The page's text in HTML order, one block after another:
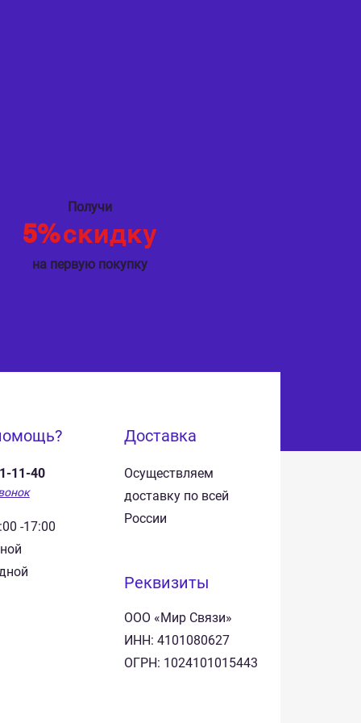
Получи
5%скидку
на первую покупку
11-40
-17:00
Доставка
Осуществляем
доставку по всей
России
Реквизиты
ООО «Мир Связи»
ИНН: 4101080627
ОГРН: 1024101015443